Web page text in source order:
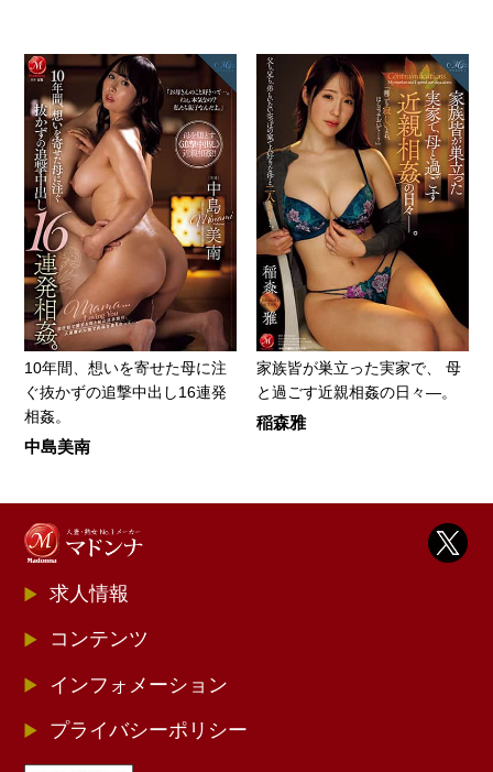
10年間、想いを寄せた母に注
ぐ抜かずの追撃中出し16連発
相姦。
中島美南
家族皆が巣立った実家で、 母
と過ごす近親相姦の日々―。
稲森雅
求人情報
コンテンツ
インフォメーション
プライバシーポリシー